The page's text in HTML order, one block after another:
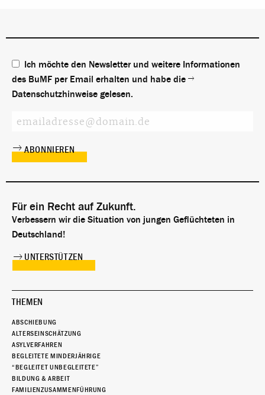
Ich möchte den Newsletter und weitere Informationen
des BuMF per Email erhalten und habe die
Datenschutzhinweise gelesen.
Für ein Recht auf Zukunft.
Verbessern wir die Situation von jungen Geflüchteten in
Deutschland!
UNTERSTÜTZEN
THEMEN
ABSCHIEBUNG
ALTERSEINSCHÄTZUNG
ASYLVERFAHREN
BEGLEITETE MINDERJÄHRIGE
“BEGLEITET UNBEGLEITETE”
BILDUNG & ARBEIT
FAMILIENZUSAMMENFÜHRUNG